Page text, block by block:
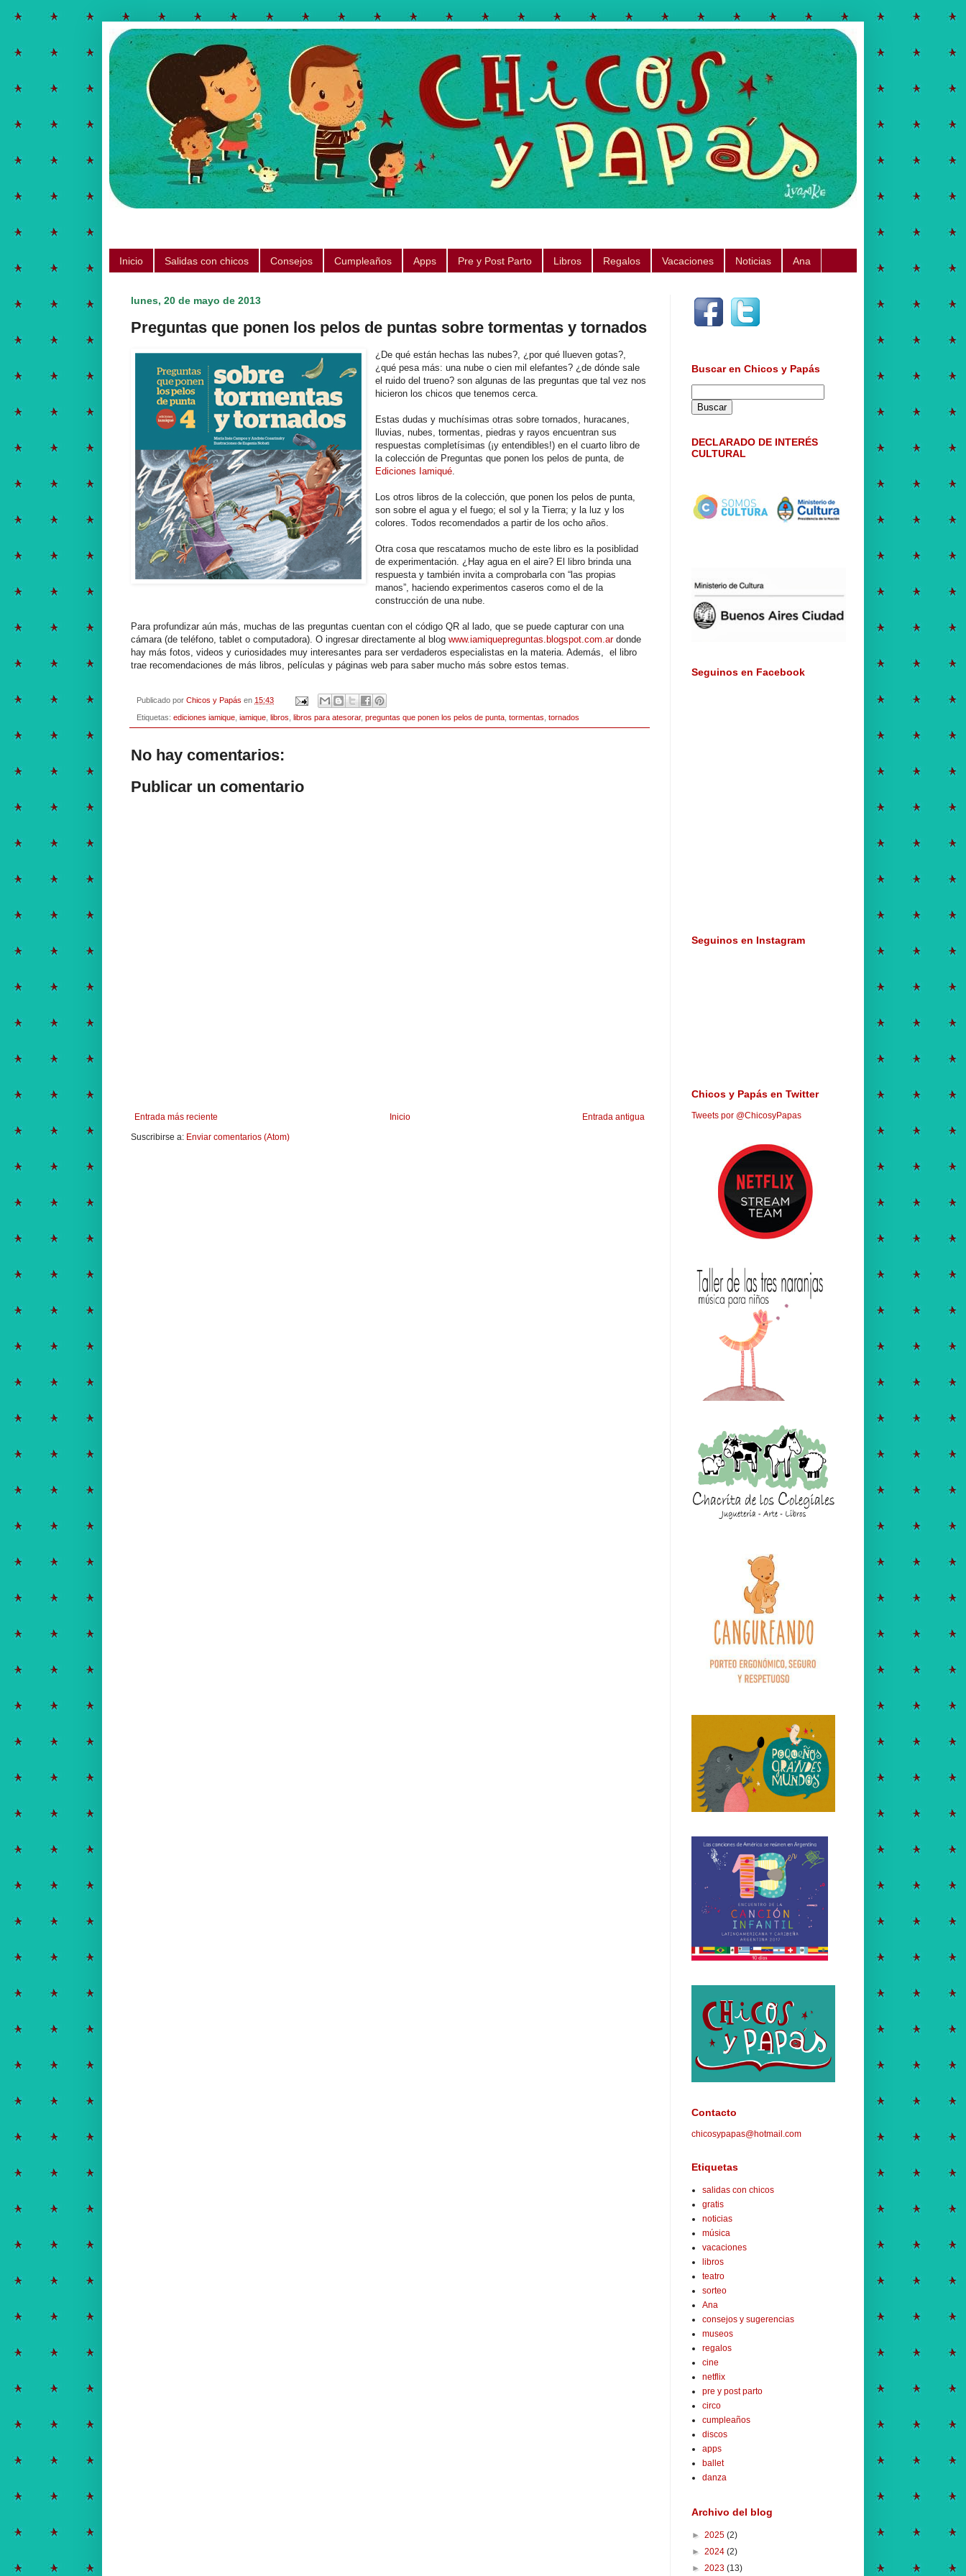
Inicio Salidas con chicos Consejos Cumpleaños Apps Pre y Post Parto Libros Regalos Vacaciones Noticias Ana
lunes, 20 de mayo de 2013
Preguntas que ponen los pelos de puntas sobre tormentas y tornados
¿De qué están hechas las nubes?, ¿por qué llueven gotas?,
¿qué pesa más: una nube o cien mil elefantes? ¿de dónde sale
el ruido del trueno? son algunas de las preguntas que tal vez nos
hicieron los chicos que tenemos cerca.
Estas dudas y muchísimas otras sobre tornados, huracanes,
lluvias, nubes, tormentas, piedras y rayos encuentran sus
respuestas completísimas (¡y entendibles!) en el cuarto libro de
la colección de Preguntas que ponen los pelos de punta, de
Ediciones Iamiqué
Los otros libros de la colección, que ponen los pelos de punta,
son sobre el agua y el fuego; el sol y la Tierra; y la luz y los
colores. Todos recomendados a partir de los ocho años.
Otra cosa que rescatamos mucho de este libro es la posiblidad
de experimentación. ¿Hay agua en el aire? El libro brinda una
respuesta y también invita a comprobarla con “las propias
manos”, haciendo experimentos caseros como el de la
construcción de una nube.
Para profundizar aún más, muchas de las preguntas cuentan con el código QR al lado, que se puede capturar con una
cámara (de teléfono, tablet o computadora). O ingresar directamente al blog www.iamiquepreguntas.blogspot.com.ardonde
hay más fotos, videos y curiosidades muy interesantes para ser verdaderos especialistas en la materia. Además, el libro
trae recomendaciones de más libros, películas y páginas web para saber mucho más sobre estos temas.
Publicado por Chicos y Papás en 15:43
Etiquetas: ediciones iamique iamique libros libros para atesorar, preguntas que ponen los pelos de punta tormentas tornados
No hay comentarios:
Publicar un comentario
Entrada más reciente Entrada antigua
Inicio
Suscribirse a: Enviar comentarios (Atom)
Buscar en Chicos y Papás
DECLARADO DE INTERÉS
CULTURAL
Seguinos en Facebook
Seguinos en Instagram
Chicos y Papás en Twitter
Tweets por @ChicosyPapas
Contacto
chicosypapas@hotmail.com
Etiquetas
salidas con chicos
gratis
noticias
música
vacaciones
libros
teatro
sorteo
Ana
consejos y sugerencias
museos
regalos
cine
netflix
pre y post parto
circo
cumpleaños
discos
apps
ballet
danza
Archivo del blog
► 2025 (2)
► 2024 (2)
► 2023 (13)